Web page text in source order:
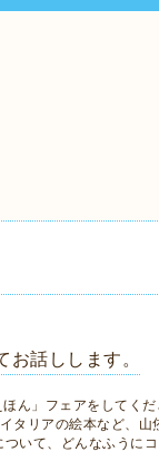
話しします。
ん」フェアをしてくだ
タリアの絵本など、山
いて、どんなふうに